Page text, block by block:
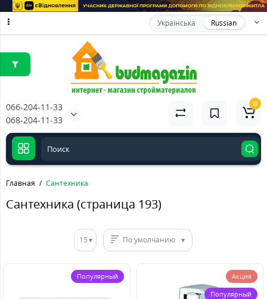
Українська Russian
066-204-11-33
068-204-11-33
0
Главная Сантехника
Сантехника (страница 193)
15 По умолчанию
Популярный
Акция
Популярный